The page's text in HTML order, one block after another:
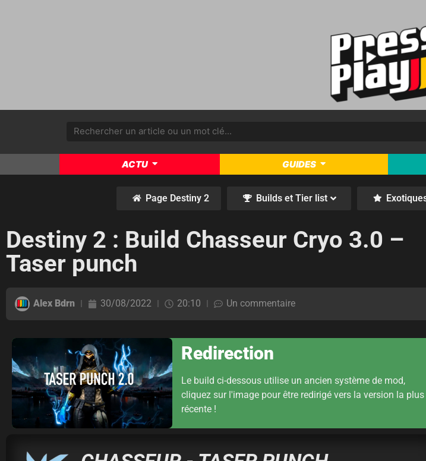
ACTU GUIDES
Page Destiny 2 Builds et Tier list
Destiny 2 : Build Chasseur Cryo 3.0 –
Taser punch
Alex Bdrn 30/08/2022 20:10 Un commentaire
Redirection
Le build ci-dessous utilise un ancien système de mod,
cliquez sur l'image pour être redirigé vers la version la plus
récente !